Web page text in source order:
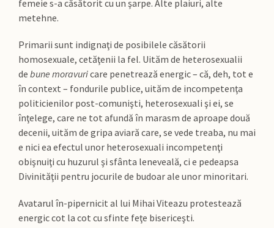
femeie s-a căsătorit cu un şarpe. Alte plaiuri, alte
metehne.
Primarii sunt indignaţi de posibilele căsătorii
homosexuale, cetăţenii la fel. Uităm de heterosexualii
de bune moravuricare penetrează energic – că, deh, tot e
în context – fondurile publice, uităm de incompetenţa
politicienilor post-comunişti, heterosexuali şi ei, se
înţelege, care ne tot afundă în marasm de aproape două
decenii, uităm de gripa aviară care, se vede treaba, nu mai
e nici ea efectul unor heterosexuali incompetenţi
obişnuiţi cu huzurul şi sfânta leneveală, ci e pedeapsa
Divinităţii pentru jocurile de budoar ale unor minoritari.
Avatarul în-pipernicit al lui Mihai Viteazu protestează
energic cot la cot cu sfinte feţe bisericeşti.